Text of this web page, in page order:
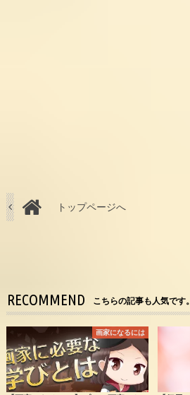
トップページへ
RECOMMEND こちらの記事も人気です。
画家になるには